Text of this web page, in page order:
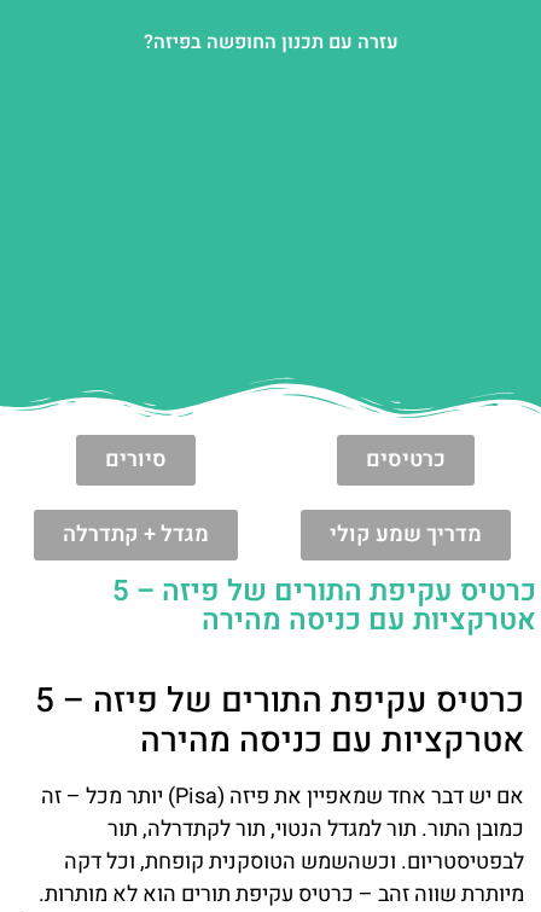
עזרה עם תכנון החופשה בפיזה?
כרטיסים סיורים
מדריך שמע קולי מגדל + קתדרלה
כרטיס עקיפת התורים של פיזה – 5
אטרקציות עם כניסה מהירה
כרטיס עקיפת התורים של פיזה – 5
אטרקציות עם כניסה מהירה
אם יש דבר אחד שמאפיין את פיזה (Pisa) יותר מכל – זה
כמובן התור. תור למגדל הנטוי, תור לקתדרלה, תור
לבפטיסטריום. וכשהשמש הטוסקנית קופחת, וכל דקה
מיותרת שווה זהב – כרטיס עקיפת תורים הוא לא מותרות.